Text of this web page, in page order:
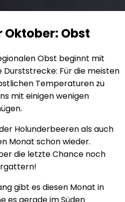
Obst
Obst beginnt mit
Für die meisten
Temperaturen zu
mit einigen wenigen
Holunderbeeren als auch
Monat schon wieder.
die letzte Chance noch
gibt es diesen Monat in